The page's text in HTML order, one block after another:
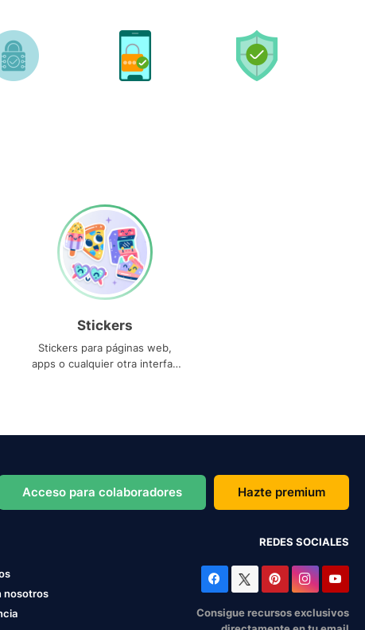
Stickers
Stickers para páginas web,
apps o cualquier otra interfaz
Acceso para colaboradores Hazte premium
nosotros
REDES SOCIALES
Consigue recursos exclusivos